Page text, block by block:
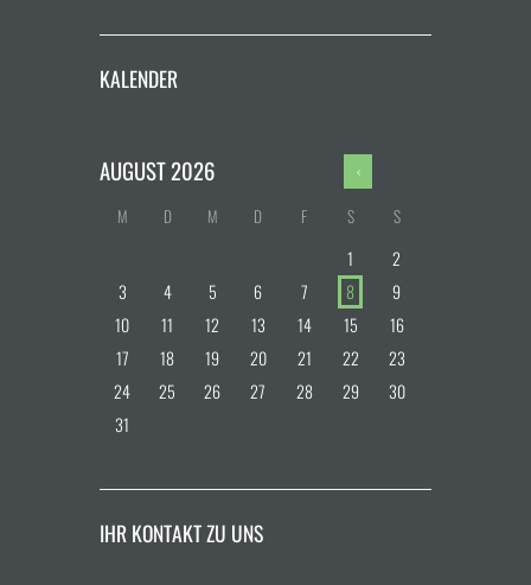
KALENDER
AUGUST2026
M D M D F S S
1
2
3
4 5 6 7 8
9
10
11 12 13 14 15
16
17
18 19 20 21 22
23
24
25 26 27 28 29
30
31
IHR KONTAKT ZU UNS